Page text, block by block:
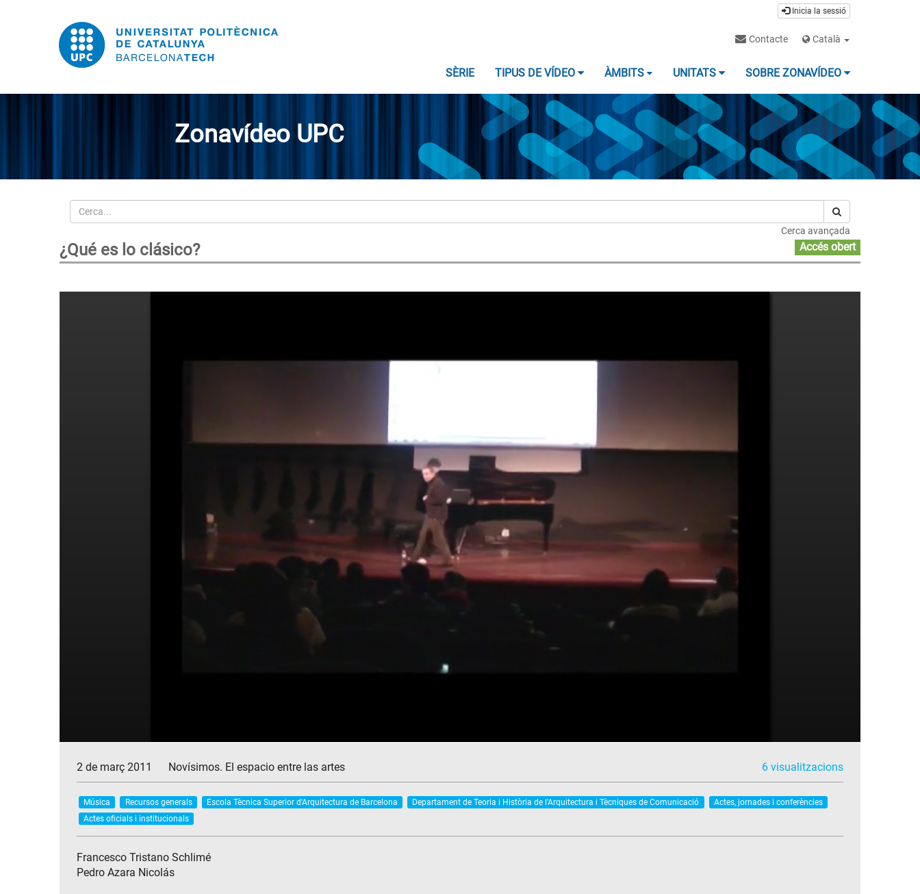
Inicia la sessió
Contacte Català
SÈRIE TIPUS DE VÍDEO ÀMBITS UNITATS SOBRE ZONAVÍDEO
Zonavídeo UPC
Cerca
Cerca avançada
¿Qué es lo clásico? Accés obert
2 de març 2011 Novísimos. El espacio entre las artes 6 visualitzacions
Música Recursos generals Escola Tècnica Superior d'Arquitectura de Barcelona Departament de Teoria i Història de l'Arquitectura i Tècniques de Comunicació
Actes, jornades i conferències
Actes oficials i institucionals
Francesco Tristano Schlimé
Pedro Azara Nicolás